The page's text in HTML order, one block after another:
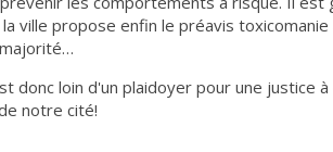
ville propose enfin le préavis
donc loin d'un plaidoyer pour une justice à
notre cité!